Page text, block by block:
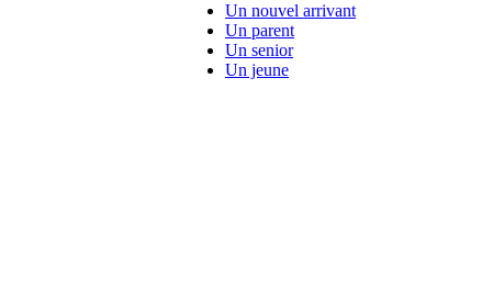
Un nouvel arrivant
Un parent
Un senior
Un jeune